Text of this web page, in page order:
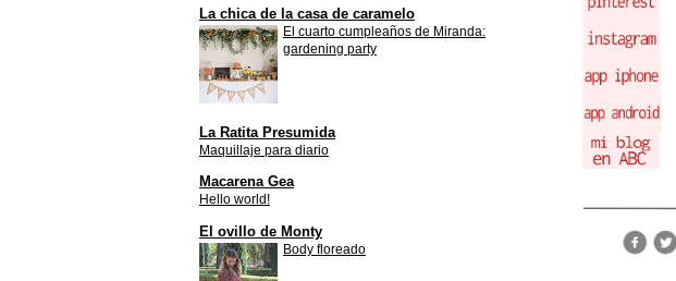
La chica de la casa de caramelo
El cuarto cumpleaños de Miranda:
gardening party
La Ratita Presumida
Maquillaje para diario
Macarena Gea
Hello world!
El ovillo de Monty
Body floreado